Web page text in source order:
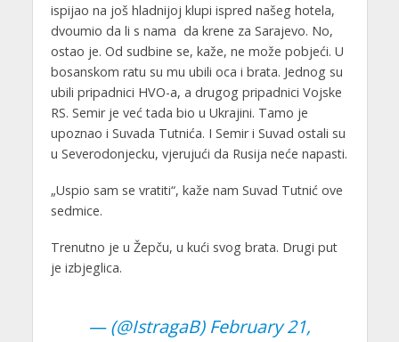
ispijao na još hladnijoj klupi ispred našeg hotela,
dvoumio da li s nama da krene za Sarajevo. No,
ostao je. Od sudbine se, kaže, ne može pobjeći. U
bosanskom ratu su mu ubili oca i brata. Jednog su
ubili pripadnici HVO-a, a drugog pripadnici Vojske
RS. Semir je već tada bio u Ukrajini. Tamo je
upoznao i Suvada Tutnića. I Semir i Suvad ostali su
u Severodonjecku, vjerujući da Rusija neće napasti.
„Uspio sam se vratiti“, kaže nam Suvad Tutnić ove
sedmice.
Trenutno je u Žepču, u kući svog brata. Drugi put
je izbjeglica.
— (@IstragaB) February 21,